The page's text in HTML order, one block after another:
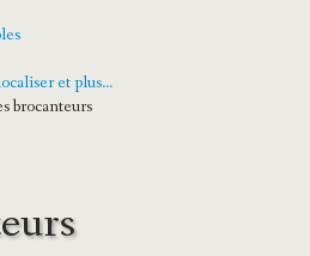
et plus...
brocanteurs